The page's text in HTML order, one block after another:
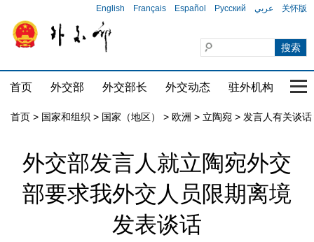
English Français Español Русский عربي 关怀版
首页 外交部 外交部长 外交动态 驻外机构 国
首页 > 国家和组织 > 国家（地区） > 欧洲 > 立陶宛 > 发言人有关谈话
外交部发言人就立陶宛外交
部要求我外交人员限期离境
发表谈话